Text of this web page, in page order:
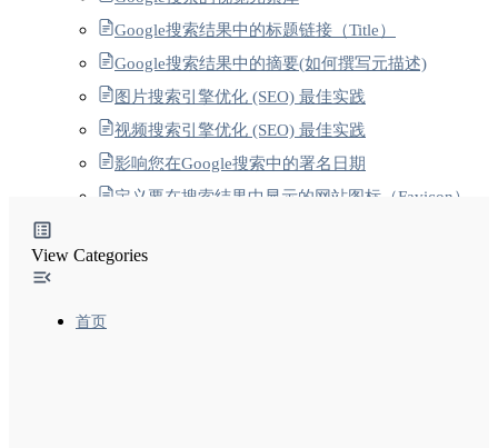
Google搜索结果中的标题链接（Title）
Google搜索结果中的摘要(如何撰写元描述)
图片搜索引擎优化 (SEO) 最佳实践
视频搜索引擎优化 (SEO) 最佳实践
影响您在Google搜索中的署名日期
定义要在搜索结果中显示的网站图标（Favicon）
经过翻译的功能-2 让广告网络能够使用与翻译相关
View Categories
首页